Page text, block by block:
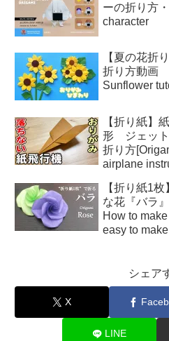
ーの折り方
character
【夏の花折
折り方動画
Sunflower
【折り紙
形 ジェッ
折り方
airplane
【折り紙1
な花『バラ
How to
easy to
シェア
X
LINE